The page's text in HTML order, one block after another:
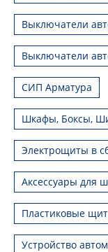
Выключатели
Выключатели
СИП Арматура
Шкафы, Боксы,
Электрощиты в
Аксессуары для
Пластиковые
Устройство